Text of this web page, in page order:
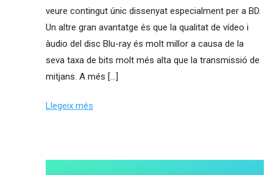
veure contingut únic dissenyat especialment per a BD.
Un altre gran avantatge és que la qualitat de vídeo i
àudio del disc Blu-ray és molt millor a causa de la
seva taxa de bits molt més alta que la transmissió de
mitjans. A més […]
Llegeix més